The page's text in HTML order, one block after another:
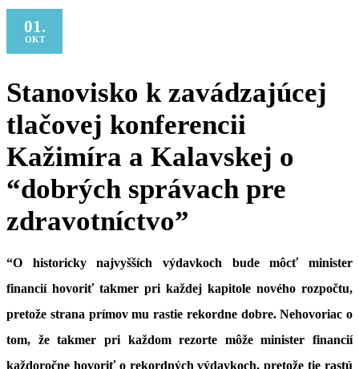
01.
OKT
Stanovisko k zavádzajúcej
tlačovej konferencii
Kažimíra a Kalavskej o
“dobrých správach pre
zdravotníctvo”
“O historicky najvyšších výdavkoch bude môcť minister
financií hovoriť takmer pri každej kapitole nového rozpočtu,
pretože strana prímov mu rastie rekordne dobre. Nehovoriac o
tom, že takmer pri každom rezorte môže minister financií
každoročne hovoriť o rekordných výdavkoch, pretože tie rastú